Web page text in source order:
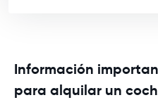
Información
para alquilar un